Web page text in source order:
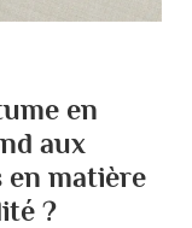
en
aux
matière
?